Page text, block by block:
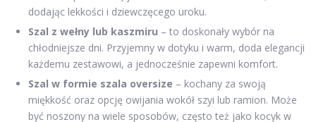
dodając lekkości i dziewczęcego uroku.
Szal z wełny lub kaszmiru – to doskonały wybór na
chłodniejsze dni. Przyjemny w dotyku i warm, doda elegancji
każdemu zestawowi, a jednocześnie zapewni komfort.
Szal w formie szala oversize – kochany za swoją
miękkość oraz opcję owijania wokół szyi lub ramion. Może
być noszony na wiele sposobów, często też jako kocyk w